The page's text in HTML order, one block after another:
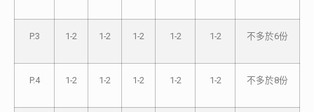
P.3 1-2 1-2 1-2 1-2 1-2 不多於6份
P.4 1-2 1-2 1-2 1-2 1-2 不多於8份